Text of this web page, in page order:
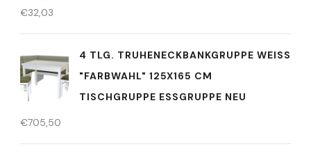
€32,03
4 TLG. TRUHENECKBANKGRUPPE WEISS "
FARBWAHL" 125X165 CM T
ISCHGRUPPE ESSGRUPPE NEU
€705,50